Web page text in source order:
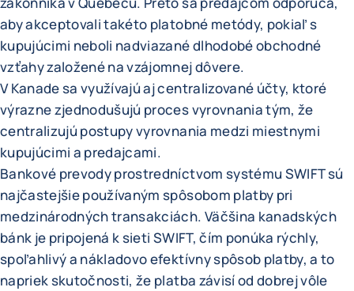
aby akceptovali takéto platobné metódy, pokiaľ s
kupujúcimi neboli nadviazané dlhodobé obchodné
vzťahy založené na vzájomnej dôvere.
V Kanade sa využívajú aj centralizované účty, ktoré
výrazne zjednodušujú proces vyrovnania tým, že
centralizujú postupy vyrovnania medzi miestnymi
kupujúcimi a predajcami.
Bankové prevody prostredníctvom systému SWIFT sú
najčastejšie používaným spôsobom platby pri
medzinárodných transakciách. Väčšina kanadských
bánk je pripojená k sieti SWIFT, čím ponúka rýchly,
spoľahlivý a nákladovo efektívny spôsob platby, a to
napriek skutočnosti, že platba závisí od dobrej vôle